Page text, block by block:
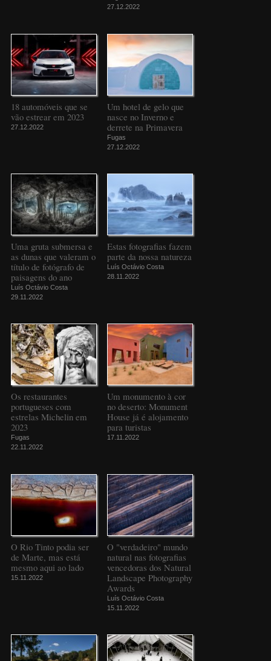
27.12.2022
18 automóveis que se
vão estrear em 2023
27.12.2022
Um hotel de gelo que
nasce no Inverno e
derrete na Primavera
Fugas
27.12.2022
Uma gruta submersa e
as dunas que valeram o
título de fotógrafo de
paisagens do ano
Luís Octávio Costa
29.11.2022
Estas fotografias fazem
parte da nossa natureza
Luís Octávio Costa
28.11.2022
Os restaurantes
portugueses com
estrelas Michelin em
2023
Fugas
22.11.2022
Um monumento à cor
no deserto: Monument
House já é alojamento
para turistas
17.11.2022
O Rio Tinto podia ser
de Marte, mas está
mesmo aqui ao lado
15.11.2022
O "verdadeiro" mundo
natural nas fotografias
vencedoras dos Natural
Landscape Photography
Awards
Luís Octávio Costa
15.11.2022